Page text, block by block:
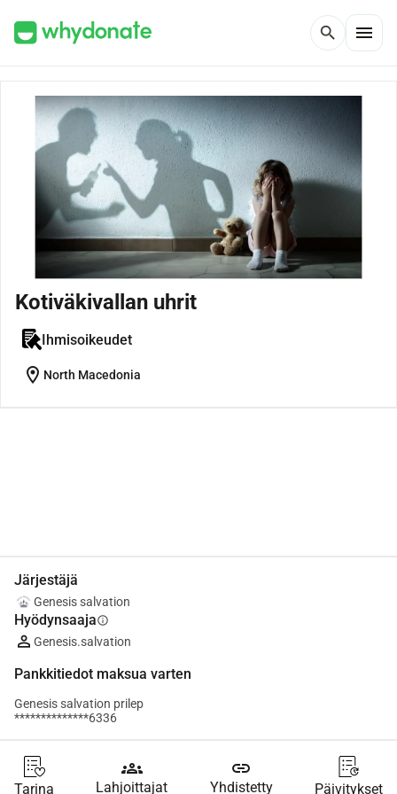
search menu
Kotiväkivallan uhrit
Ihmisoikeudet
location_on North Macedonia
Järjestäjä
Genesis salvation
Hyödynsaajainfo
Genesis.salvation
Pankkitiedot maksua varten
Genesis salvation prilep
**************6336
Tarina
groups
Lahjoittajat
link
Yhdistetty Päivitykset